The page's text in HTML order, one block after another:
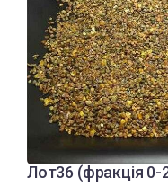
Лот36 (фракція 0-